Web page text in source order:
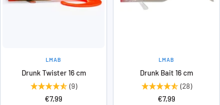
LMAB
Drunk Twister 16 cm
(9)
Angebotspreis
€7,99
LMAB
Drunk Bait 16 cm
(28)
Angebotspreis
€7,99